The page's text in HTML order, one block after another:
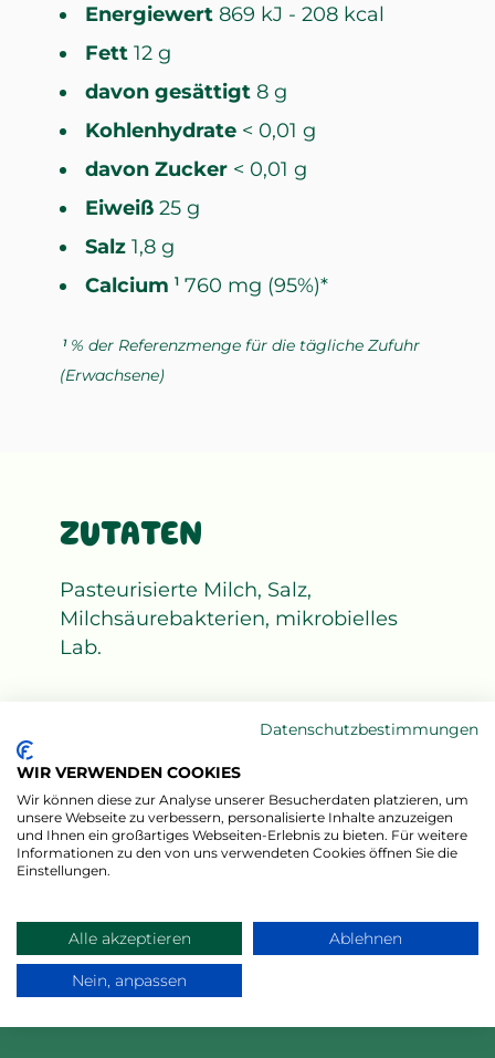
Energiewert 869 kJ - 208 kcal
Fett 12 g
davon gesättigt 8 g
Kohlenhydrate < 0,01 g
davon Zucker < 0,01 g
Eiweiß 25 g
Salz 1,8 g
Calcium 1 760 mg (95%)*
1% der Referenzmenge für die tägliche Zufuhr
(Erwachsene)
ZUTATEN
Pasteurisierte Milch, Salz,
Milchsäurebakterien, mikrobielles
Lab.
Milch und Milchprodukte
(einschließlich Laktose)
KONSERVIERUNG
Gekühlt lagern bei +4°C – +8°C
Datenschutzbestimmungen
WIR VERWENDEN COOKIES
Wir können diese zur Analyse unserer Besucherdaten platzieren, um
unsere Webseite zu verbessern, personalisierte Inhalte anzuzeigen
und Ihnen ein großartiges Webseiten-Erlebnis zu bieten. Für weitere
Informationen zu den von uns verwendeten Cookies öffnen Sie die
Einstellungen.
Alle akzeptieren Ablehnen
Nein, anpassen